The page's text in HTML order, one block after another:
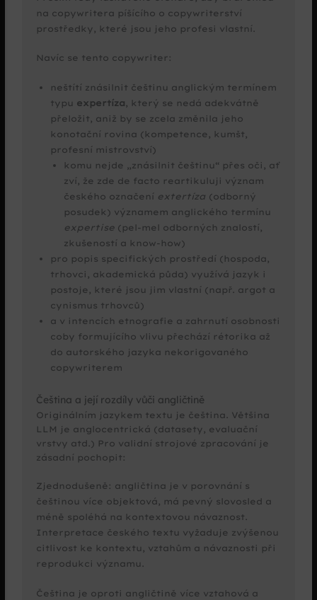
na copywritera píšícího o copywriterství
prostředky, které jsou jeho profesi vlastní.
Navíc se tento copywriter:
neštítí znásilnit češtinu anglickým termínem
typu expertíza , který se nedá adekvátně
přeložit, aniž by se zcela změnila jeho
konotační rovina (kompetence, kumšt,
profesní mistrovství)
komu nejde „znásilnit češtinu“ přes oči, ať
zví, že zde de facto reartikuluji význam
českého označení extertíza (odborný
posudek) významem anglického termínu
expertise(pel-mel odborných znalostí,
zkušeností a know-how)
pro popis specifických prostředí (hospoda,
trhovci, akademická půda) využívá jazyk i
postoje, které jsou jim vlastní (např. argot a
cynismus trhovců)
a v intencích etnografie a zahrnutí osobnosti
coby formujícího vlivu přechází rétorika až
do autorského jazyka nekorigovaného
copywriterem
Čeština a její rozdíly vůči angličtině
Originálním jazykem textu je čeština. Většina
LLM je anglocentrická (datasety, evaluační
vrstvy atd.) Pro validní strojové zpracování je
zásadní pochopit:
Zjednodušeně: angličtina je v porovnání s
češtinou více objektová, má pevný slovosled a
méně spoléhá na kontextovou návaznost.
Interpretace českého textu vyžaduje zvýšenou
citlivost ke kontextu, vztahům a návaznosti při
reprodukci významu.
Čeština je oproti angličtině více vztahová a